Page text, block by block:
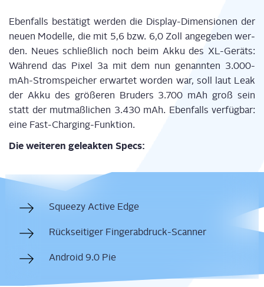
Eben­falls bestä­tigt wer­den die Dis­play-Dimen­sio­nen der
neu­en Model­le, die mit 5,6 bzw. 6,0 Zoll ange­ge­ben wer­
den. Neu­es schließ­lich noch beim Akku des XL-Geräts:
Wäh­rend das Pixel 3a mit dem nun genann­ten 3.000-
mAh-Stromspeicher erwar­tet wor­den war, soll laut Leak
der Akku des grö­ße­ren Bru­ders 3.700 mAh groß sein
statt der mut­maß­li­chen 3.430 mAh. Eben­falls ver­füg­bar:
eine Fast-Charging-Funktion.
Die wei­te­ren gele­ak­ten Specs:
Squeezy Acti­ve Edge
Rück­sei­ti­ger Fingerabdruck-Scanner
Android 9.0 Pie